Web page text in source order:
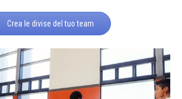
Crea le divise del tuo team